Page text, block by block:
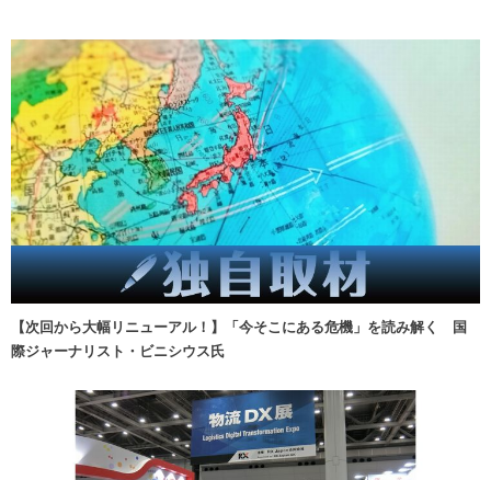
【次回から大幅リニューアル！】「今そこにある危機」を読み解く 国
際ジャーナリスト・ビニシウス氏